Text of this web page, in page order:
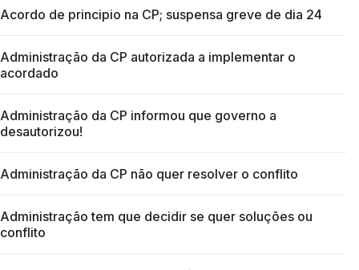
Acordo de principio na CP; suspensa greve de dia 24
Administração da CP autorizada a implementar o
acordado
Administração da CP informou que governo a
desautorizou!
Administração da CP não quer resolver o conflito
Administração tem que decidir se quer soluções ou
conflito